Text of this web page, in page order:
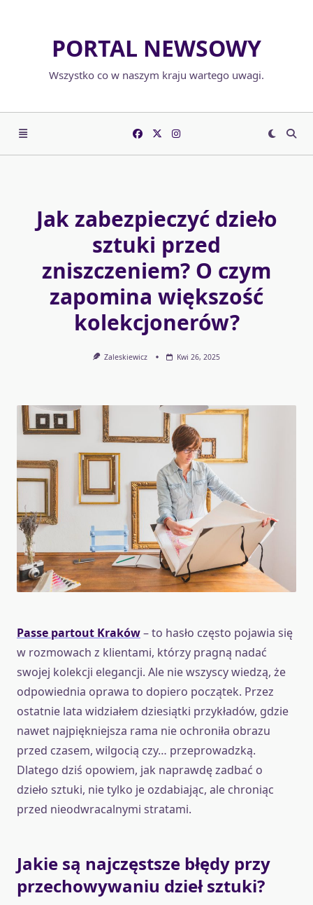
PORTAL NEWSOWY
Wszystko co w naszym kraju wartego uwagi.
Jak zabezpieczyć dzieło
sztuki przed
zniszczeniem? O czym
zapomina większość
kolekcjonerów?
Zaleskiewicz Kwi 26, 2025
Passe partout Kraków– to hasło często pojawia się
w rozmowach z klientami, którzy pragną nadać
swojej kolekcji elegancji. Ale nie wszyscy wiedzą, że
odpowiednia oprawa to dopiero początek. Przez
ostatnie lata widziałem dziesiątki przykładów, gdzie
nawet najpiękniejsza rama nie ochroniła obrazu
przed czasem, wilgocią czy… przeprowadzką.
Dlatego dziś opowiem, jak naprawdę zadbać o
dzieło sztuki, nie tylko je ozdabiając, ale chroniąc
przed nieodwracalnymi stratami.
Jakie są najczęstsze błędy przy
przechowywaniu dzieł sztuki?